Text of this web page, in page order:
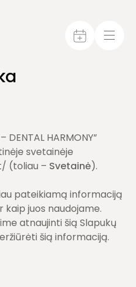
DENTAL HARMONY”
svetainėje
(toliau – Svetainė).
pateikiamą informaciją
kaip juos naudojame.
atnaujinti šią Slapukų
šią informaciją.